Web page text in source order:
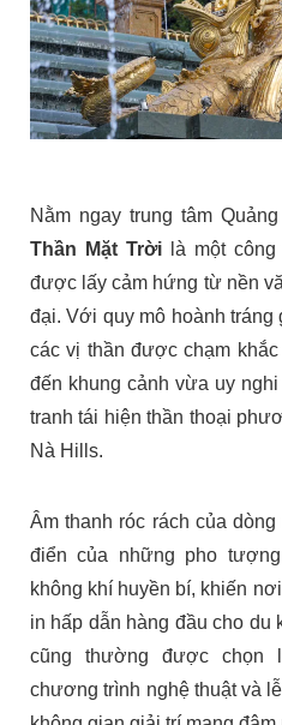
Nằm ngay trung tâm
Thần Mặt Trờilà một công
được lấy cảm hứng từ nền
đại. Với quy mô hoành
các vị thần được chạm
đến khung cảnh vừa uy
tranh tái hiện thần thoại
Nà Hills.
Âm thanh róc rách của
điển của những pho
không khí huyền bí, khiến
in hấp dẫn hàng đầu cho du
cũng thường được chọn
chương trình nghệ thuật và